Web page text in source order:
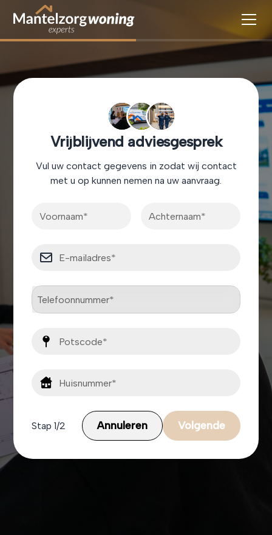
Vrijblijvend adviesgesprek
Vul uw contact gegevens in zodat wij contact
met u op kunnen nemen na uw aanvraag.
Stap1/2 Annuleren Volgende